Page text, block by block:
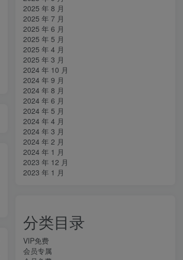
2025 年 8 月
2025 年 7 月
2025 年 6 月
2025 年 5 月
2025 年 4 月
2025 年 3 月
2024 年 10 月
2024 年 9 月
2024 年 8 月
2024 年 6 月
2024 年 5 月
2024 年 4 月
2024 年 3 月
2024 年 2 月
2024 年 1 月
2023 年 12 月
2023 年 1 月
分类目录
VIP免费
会员专属